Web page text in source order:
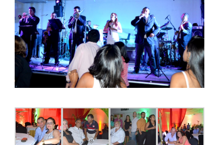
DOCUMENTOS
GALERIAS
EVENTOS
CLUBE